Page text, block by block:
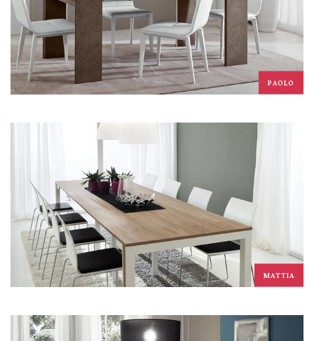
PAOLO
MATTIA